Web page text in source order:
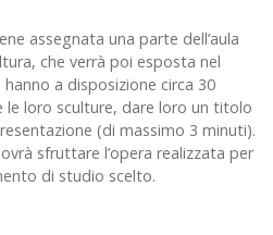
assegnata una parte dell’aula
che verrà poi esposta nel
hanno a disposizione circa 30
le loro sculture, dare loro un titolo
(di massimo 3 minuti).
sfruttare l’opera realizzata per
di studio scelto.